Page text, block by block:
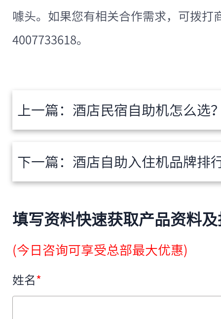
噱头。如果您有相关合作需求，可拨打
4007733618。
上一篇： 酒店民宿自助机怎么选？小空间
下一篇： 酒店自助入住机品牌排行榜怎么
填写资料快速获取产品资料
(今日咨询可享受总部最大优惠)
姓名*